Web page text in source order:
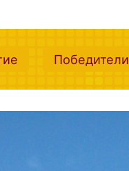
(current)Победители